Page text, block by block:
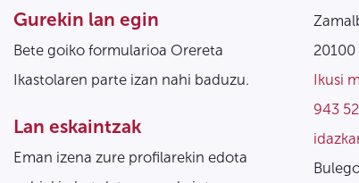
Gurekin lan egin
Bete goiko formularioa Orereta
Ikastolaren parte izan nahi baduzu.
Lan eskaintzak
Eman izena zure profilarekin edota
Ikusi
943